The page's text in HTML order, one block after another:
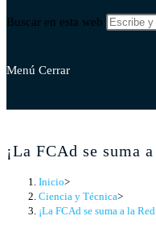
Buscar en esta web
Menú Cerrar
¡La FCAd se suma
Inicio>
Ciencia y Técnica>
¡La FCAd se suma a la